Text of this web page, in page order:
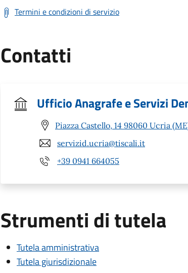
Termini e condizioni di servizio
Contatti
Ufficio Anagrafe e Servizi
Piazza Castello, 14 98060 Ucria
servizid.ucria@tiscali.it
+39 0941 664055
Strumenti di tutela
Tutela amministrativa
Tutela giurisdizionale